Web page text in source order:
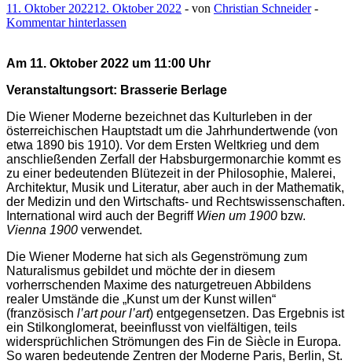
11. Oktober 202212. Oktober 2022 - von Christian Schneider-
Kommentar hinterlassen
Am 11. Oktober 2022 um 11:00 Uhr
Veranstaltungsort: Brasserie Berlage
Die Wiener Moderne bezeichnet das Kulturleben in der
österreichischen Hauptstadt um die Jahrhundertwende (von
etwa 1890 bis 1910). Vor dem Ersten Weltkrieg und dem
anschließenden Zerfall der Habsburgermonarchie kommt es
zu einer bedeutenden Blütezeit in der Philosophie, Malerei,
Architektur, Musik und Literatur, aber auch in der Mathematik,
der Medizin und den Wirtschafts- und Rechtswissenschaften.
International wird auch der Begriff Wien um 1900 bzw.
Vienna 1900 verwendet.
Die Wiener Moderne hat sich als Gegenströmung zum
Naturalismus gebildet und möchte der in diesem
vorherrschenden Maxime des naturgetreuen Abbildens
realer Umstände die „Kunst um der Kunst willen“
(französisch l’art pour l’art) entgegensetzen. Das Ergebnis ist
ein Stilkonglomerat, beeinflusst von vielfältigen, teils
widersprüchlichen Strömungen des Fin de Siècle in Europa.
So waren bedeutende Zentren der Moderne Paris, Berlin, St.